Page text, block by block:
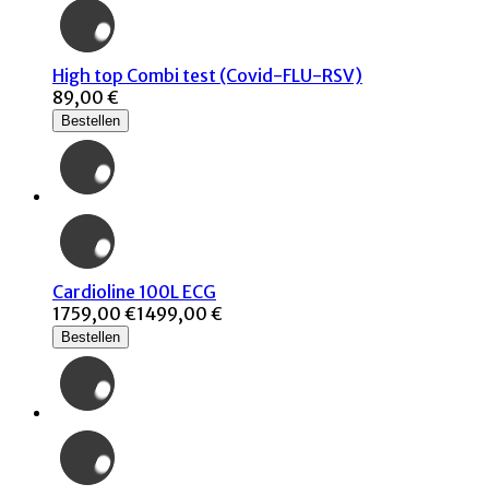
High top Combi test (Covid-FLU-RSV)
89,00 €
Bestellen
Cardioline 100L ECG
1759,00 €1499,00 €
Bestellen